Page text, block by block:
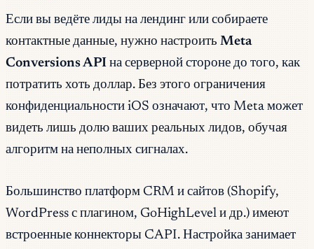
Если вы ведёте лиды на лендинг или собираете
контактные данные, нужно настроить Meta
Conversions API на серверной стороне до того, как
потратить хоть доллар. Без этого ограничения
конфиденциальности iOS означают, что Meta может
видеть лишь долю ваших реальных лидов, обучая
алгоритм на неполных сигналах.
Большинство платформ CRM и сайтов (Shopify,
WordPress с плагином, GoHighLevel и др.) имеют
встроенные коннекторы CAPI. Настройка занимает